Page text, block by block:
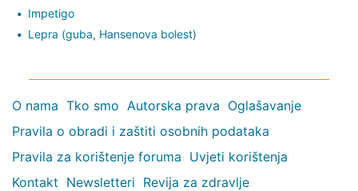
Impetigo
Lepra (guba, Hansenova bolest)
O nama Tko smo Autorska prava Oglašavanje
Pravila o obradi i zaštiti osobnih podataka
Pravila za korištenje foruma Uvjeti korištenja
Kontakt Newsletteri Revija za zdravlje